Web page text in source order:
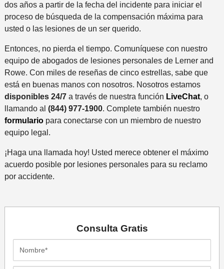
dos años a partir de la fecha del incidente para iniciar el
proceso de búsqueda de la compensación máxima para
usted o las lesiones de un ser querido.
Entonces, no pierda el tiempo. Comuníquese con nuestro
equipo de abogados de lesiones personales de Lerner and
Rowe. Con miles de reseñas de cinco estrellas, sabe que
está en buenas manos con nosotros. Nosotros estamos
disponibles 24/7 a través de nuestra función LiveChat, o
llamando al (844) 977-1900. Complete también nuestro
formulariopara conectarse con un miembro de nuestro
equipo legal.
¡Haga una llamada hoy! Usted merece obtener el máximo
acuerdo posible por lesiones personales para su reclamo
por accidente.
Consulta Gratis